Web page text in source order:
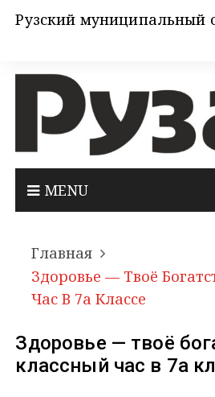
Рузский муниципальный
MENU
Главная
Здоровье — Твоё
Час В 7а Классе
Здоровье — твоё
классный час в 7а